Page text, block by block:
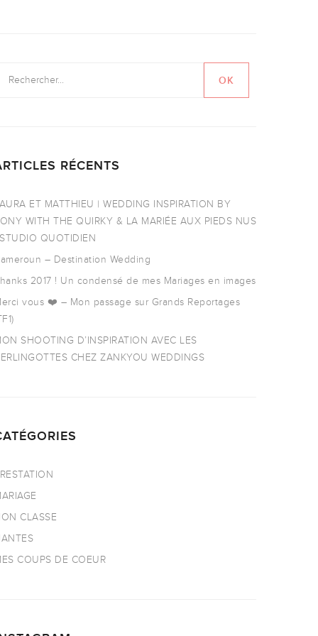
RÉCENTS
ET MATTHIEU | WEDDING INSPIRATION BY
WITH THE QUIRKY & LA MARIÉE AUX PIEDS NUS
QUOTIDIEN
– Destination Wedding
2017 ! Un condensé de mes Mariages en images
vous ❤️ – Mon passage sur Grands Reportages
SHOOTING D’INSPIRATION AVEC LES
CHEZ ZANKYOU WEDDINGS
CLASSE
COUPS DE COEUR